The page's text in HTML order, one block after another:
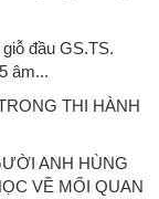
đầu GS.TS.
âm...
THI HÀNH
ANH HÙNG
VỀ MỐI QUAN